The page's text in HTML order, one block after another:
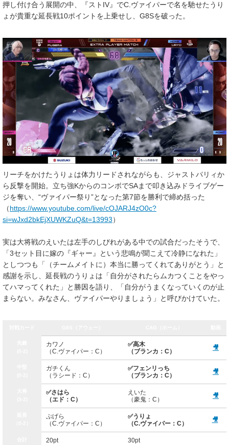
押し付け合う展開の中、『ストIV』でC.ヴァイパーで名を馳せたうり
ょが貴重な延長戦10ポイントを上乗せし、G8Sを破った。
リーチをかけたうりょは体力リードされながらも、ジャストパリィか
ら反撃を開始。立ち強KからのコンボでSAまで叩き込みドライブゲー
ジを奪い、“ヴァイパー祭り”となった第7節を勝利で締め括った
（https://www.youtube.com/live/cOJARJ4zO0c?
si=wJxd2bkEjXUWKZuQ&t=13993）
実は大将戦のえいたは左手のしびれがある中での試合だったそうで、
「3セット目に嫁の『ギャー』という悲鳴が聞こえて冷静になれた」
としつつも「（チームメイトに）本当に勝ってくれてありがとう」と
感謝を示し、延長戦のうりょは「自分がされたらムカつくことをやっ
てハマってくれた」と勝因を語り、「自分がうまくなっていくのが止
まらない。みなさん、ヴァイパーやりましょう」と呼びかけていた。
カワノ
（C.ヴァイパー：C）
✅高木
（ブランカ：C）
🎥
ガチくん
（ラシード：C）
✅フェンリっち
（ブランカ：C）
🎥
✅さはら
（エド：C）
えいた
（豪鬼：C）
🎥
ぷげら
（C.ヴァイパー：C）
✅うりょ
（C.ヴァイパー：C）
🎥
20pt 30pt